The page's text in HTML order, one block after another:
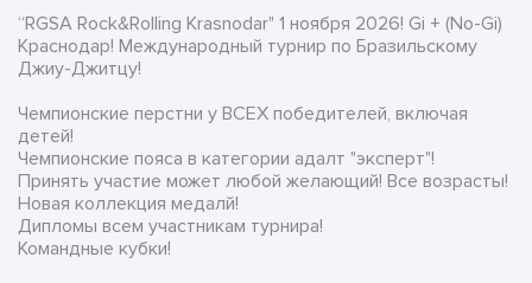
“RGSA Rock&Rolling Krasnodar" 1 ноября 2026! Gi + (No-Gi)
Краснодар! Международный турнир по Бразильскому
Джиу-Джитцу!
Чемпионские перстни у ВСЕХ победителей, включая
детей!
Чемпионские пояса в категории адалт "эксперт"!
Принять участие может любой желающий! Все возрасты!
Новая коллекция медалй!
Дипломы всем участникам турнира!
Командные кубки!